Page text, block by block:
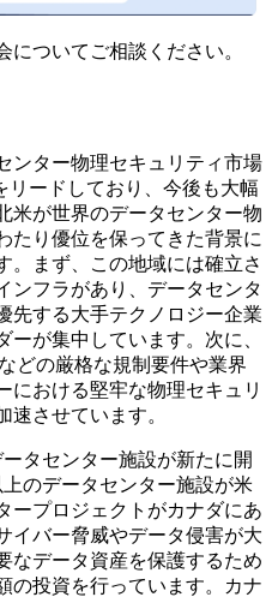
についてご相談ください。
ンター物理セキュリティ市場
リードしており、今後も大幅
米が世界のデータセンター物
たり優位を保ってきた背景に
。まず、この地域には確立さ
ンフラがあり、データセンタ
先する大手テクノロジー企業
が集中しています。次に、
どの厳格な規制要件や業界
における堅牢な物理セキュリ
速させています。
タセンター施設が新たに開
のデータセンター施設が米
ープロジェクトがカナダにあ
イバー脅威やデータ侵害が大
なデータ資産を保護するため
の投資を行っています。カナ